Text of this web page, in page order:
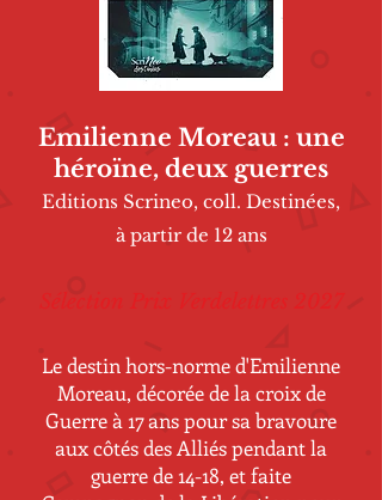
Emilienne Moreau : une
héroïne, deux guerres
Editions Scrineo, coll. Destinées,
à partir de 12 ans
Sélection Prix Verdelettres 2027
Le destin hors-norme d'Emilienne
Moreau, décorée de la croix de
Guerre à 17 ans pour sa bravoure
aux côtés des Alliés pendant la
guerre de 14-18, et faite